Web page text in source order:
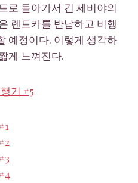
로 돌아가서 긴 세비야의
렌트카를 반납하고 비행
예정이다. 이렇게 생각하
게 느껴진다.
기 #5